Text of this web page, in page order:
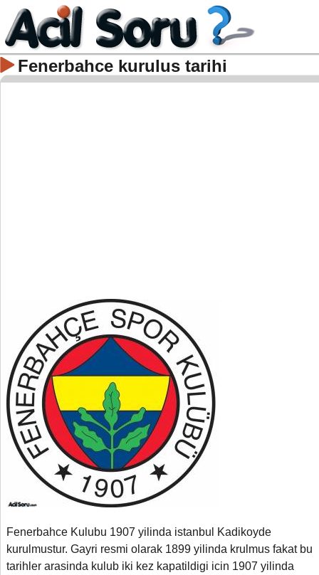
Fenerbahce kurulus tarihi
Fenerbahce Kulubu 1907 yilinda istanbul Kadikoyde
kurulmustur. Gayri resmi olarak 1899 yilinda krulmus fakat bu
tarihler arasinda kulub iki kez kapatildigi icin 1907 yilinda